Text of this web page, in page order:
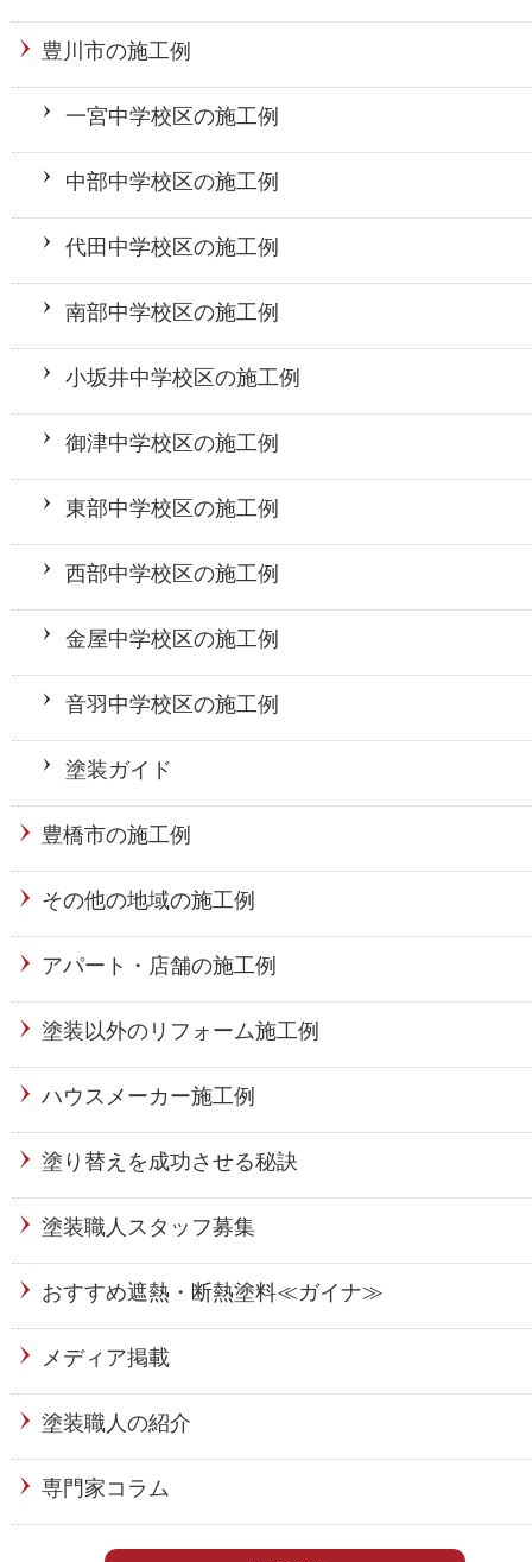
豊川市の施工例
一宮中学校区の施工例
中部中学校区の施工例
代田中学校区の施工例
南部中学校区の施工例
小坂井中学校区の施工例
御津中学校区の施工例
東部中学校区の施工例
西部中学校区の施工例
金屋中学校区の施工例
音羽中学校区の施工例
塗装ガイド
豊橋市の施工例
その他の地域の施工例
アパート・店舗の施工例
塗装以外のリフォーム施工例
ハウスメーカー施工例
塗り替えを成功させる秘訣
塗装職人スタッフ募集
おすすめ遮熱・断熱塗料≪ガイナ≫
メディア掲載
塗装職人の紹介
専門家コラム